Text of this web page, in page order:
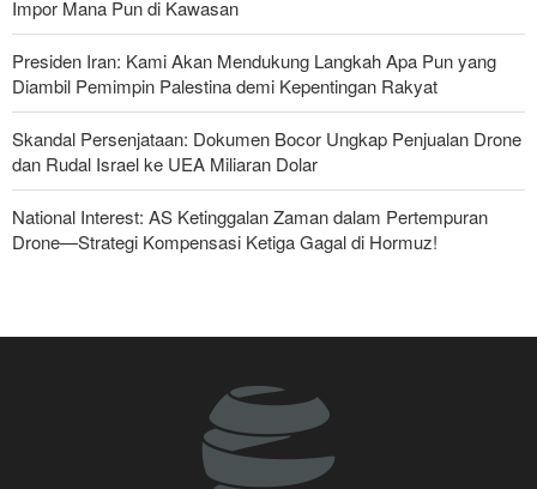
Impor Mana Pun di Kawasan
Presiden Iran: Kami Akan Mendukung Langkah Apa Pun yang
Diambil Pemimpin Palestina demi Kepentingan Rakyat
Skandal Persenjataan: Dokumen Bocor Ungkap Penjualan Drone
dan Rudal Israel ke UEA Miliaran Dolar
National Interest: AS Ketinggalan Zaman dalam Pertempuran
Drone—Strategi Kompensasi Ketiga Gagal di Hormuz!
The Economist: Kesepakatan dengan Iran Opsi Realistis Akhiri